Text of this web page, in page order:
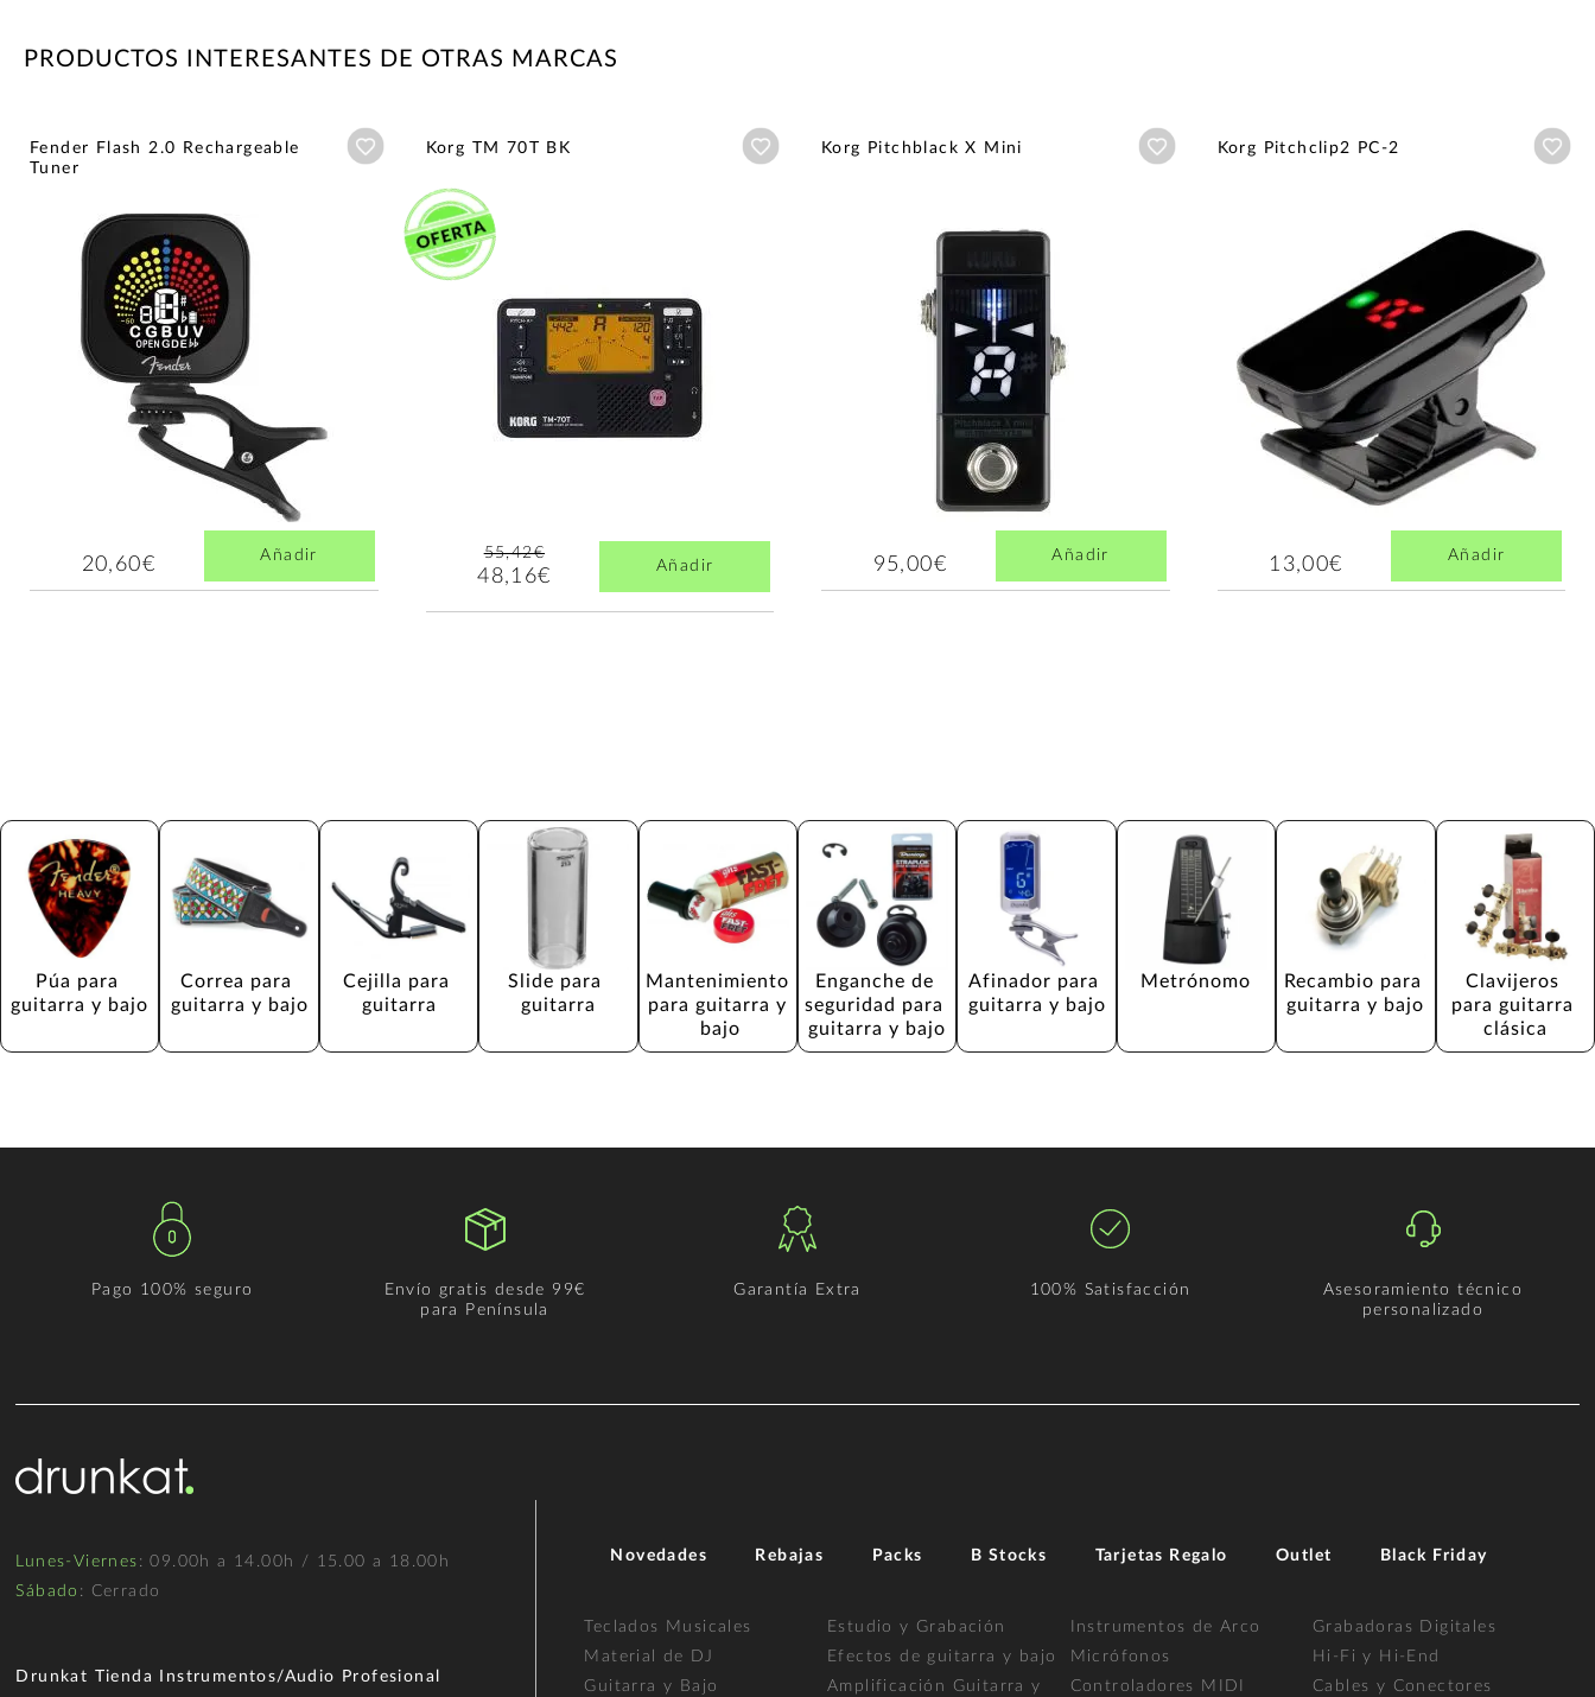
PRODUCTOS INTERESANTES DE OTRAS MARCAS
Fender Flash 2.0 Rechargeable
Tuner
Añadir a wishlist
20,60€ Añadir
Korg TM 70T BK Añadir a wishlist
55,42€
48,16€ Añadir
Korg Pitchblack X Mini Añadir a wishlist
95,00€ Añadir
Korg Pitchclip2 PC-2
13,00€ Añadir
Púa para
guitarra y bajo
Correa para
guitarra y bajo
Cejilla para
guitarra
Slide para
guitarra
Mantenimiento
para guitarra y
bajo
Enganche de
seguridad para
guitarra y bajo
Afinador para
guitarra y bajo
Metrónomo
Recambio para
guitarra y bajo
Clavijeros
para guitarra
clásica
Pago 100% seguro
Envío gratis desde 99€
para Península
Garantía Extra 100% Satisfacción
Asesoramiento técnico
personalizado
Lunes-Viernes : 09.00h a 14.00h / 15.00 a 18.00h
Sábado : Cerrado
Drunkat Tienda Instrumentos/Audio Profesional
Novedades Rebajas Packs B Stocks Tarjetas Regalo Outlet Black Friday
Teclados Musicales
Material de DJ
Guitarra y Bajo
Estudio y Grabación
Efectos de guitarra y bajo
Amplificación Guitarra y
Instrumentos de Arco
Micrófonos
Controladores MIDI
Grabadoras Digitales
Hi-Fi y Hi-End
Cables y Conectores